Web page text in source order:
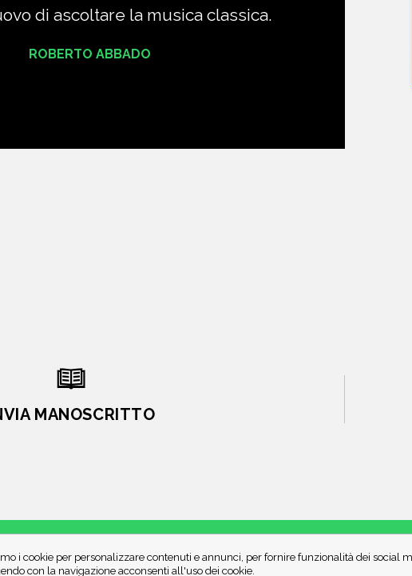
di ascoltare la musica classica.
ROBERTO ABBADO
i cookie per personalizzare contenuti e annunci, per fornire funzionalità dei social
con la navigazione acconsenti all'uso dei cookie.
MANOSCRITTO
CHI SIAMO